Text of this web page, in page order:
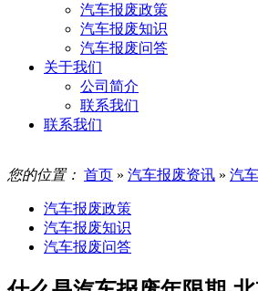
汽车报废政策
汽车报废知识
汽车报废问答
关于我们
公司简介
联系我们
联系我们
您的位置： 首页 » 汽车报废资讯 » 汽
汽车报废政策
汽车报废知识
汽车报废问答